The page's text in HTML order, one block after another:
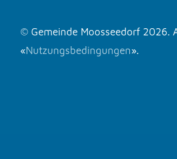
© Gemeinde Moosseedorf 2026.
«Nutzungsbedingungen».